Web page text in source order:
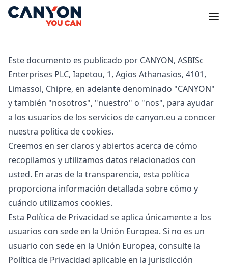
Este documento es publicado por CANYON, ASBISc
Enterprises PLC, Iapetou, 1, Agios Athanasios, 4101,
Limassol, Chipre, en adelante denominado "CANYON"
y también "nosotros", "nuestro" o "nos", para ayudar
a los usuarios de los servicios de canyon.eu a conocer
nuestra política de cookies.
Creemos en ser claros y abiertos acerca de cómo
recopilamos y utilizamos datos relacionados con
usted. En aras de la transparencia, esta política
proporciona información detallada sobre cómo y
cuándo utilizamos cookies.
Esta Política de Privacidad se aplica únicamente a los
usuarios con sede en la Unión Europea. Si no es un
usuario con sede en la Unión Europea, consulte la
Política de Privacidad aplicable en la jurisdicción